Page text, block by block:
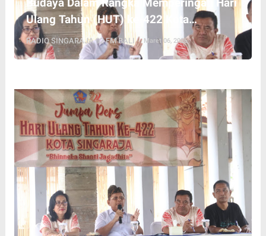
Ulang Tahun (HUT) ke-422 Kota
Singaraja.
RADIO SINGARAJA 92 FM BALI Maret 06, 2026